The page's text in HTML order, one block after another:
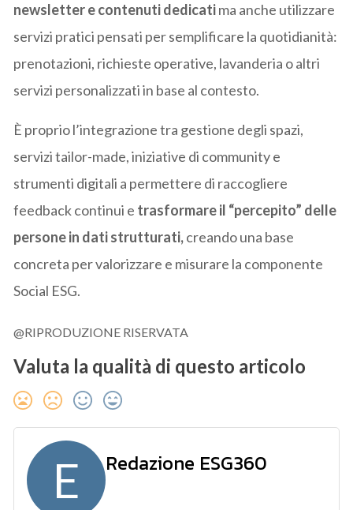
newsletter e contenuti dedicatima anche utilizzare
servizi pratici pensati per semplificare la quotidianità:
prenotazioni, richieste operative, lavanderia o altri
servizi personalizzati in base al contesto.
È proprio l’integrazione tra gestione degli spazi,
servizi tailor-made, iniziative di community e
strumenti digitali a permettere di raccogliere
feedback continui e trasformare il “percepito” delle
persone in dati strutturati,creando una base
concreta per valorizzare e misurare la componente
Social ESG.
@RIPRODUZIONE RISERVATA
Valuta la qualità di questo articolo
E Redazione ESG360